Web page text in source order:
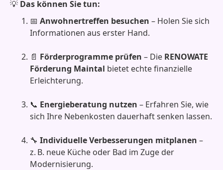
💡 Das können Sie tun:
📅 Anwohnertreffen besuchen – Holen Sie sich
Informationen aus erster Hand.
📄 Förderprogramme prüfen – Die RENOWATE
Förderung Maintal bietet echte finanzielle
Erleichterung.
📞 Energieberatung nutzen – Erfahren Sie, wie
sich Ihre Nebenkosten dauerhaft senken lassen.
🔧 Individuelle Verbesserungen mitplanen –
z. B. neue Küche oder Bad im Zuge der
Modernisierung.